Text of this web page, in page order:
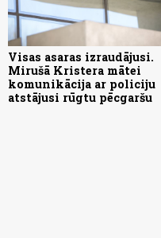
Visas asaras izraudājusi.
Mirušā Kristera mātei
komunikācija ar policiju
atstājusi rūgtu pēcgaršu